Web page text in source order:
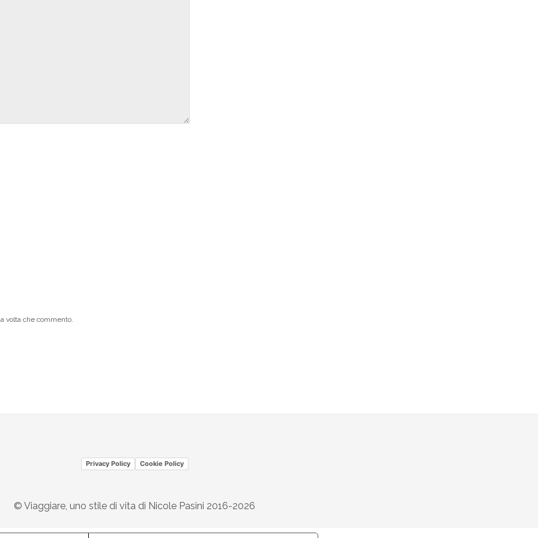
volta che commento.
Privacy Policy Cookie Policy
© Viaggiare, uno stile di vita di Nicole Pasini 2016-2026